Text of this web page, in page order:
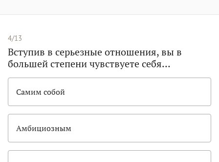
4/13
Вступив в серьезные отношения, вы в
большей степени чувствуете себя…
Самим собой
Амбициозным